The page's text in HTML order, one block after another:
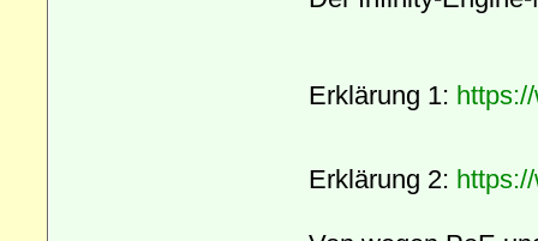
Erklärung 1:
Erklärung 2: